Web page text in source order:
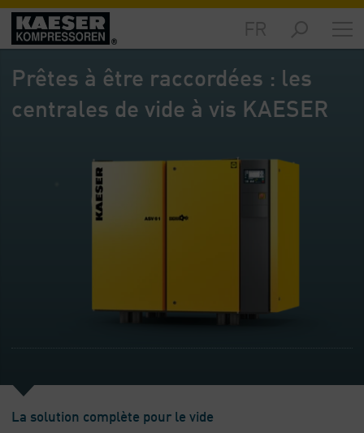
Marchés
-
Aperçu
général
L'entreprise
Aperçu
Prêtes à être raccordées : les
centrales de vide à vis KAESER
La solution complète pour le vide